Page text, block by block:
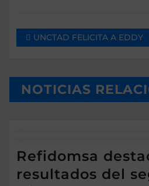
UNCTAD FELICITA A EDDY
NOTICIAS
Refidomsa
resultados del